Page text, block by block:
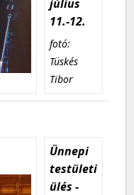
július
11.-12.
fotó:
Tüskés
Tibor
Ünnepi
testületi
ülés -